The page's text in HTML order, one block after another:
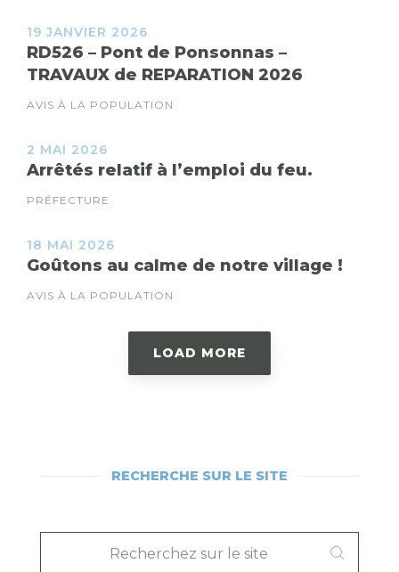
19 JANVIER 2026
RD526 – Pont de Ponsonnas –
TRAVAUX de REPARATION 2026
AVIS À LA POPULATION
2 MAI 2026
Arrêtés relatif à l’emploi du feu.
PRÉFECTURE
18 MAI 2026
Goûtons au calme de notre village !
AVIS À LA POPULATION
LOAD MORE
RECHERCHE SUR LE SITE
LE